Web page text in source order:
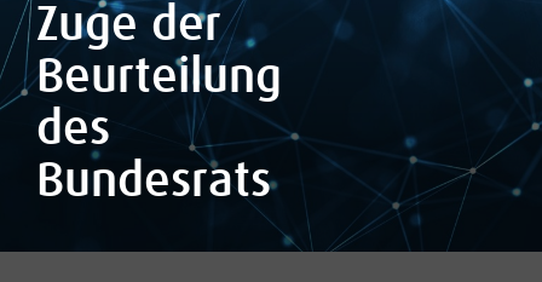
Zuge der
Beurteilung
des
Bundesrats